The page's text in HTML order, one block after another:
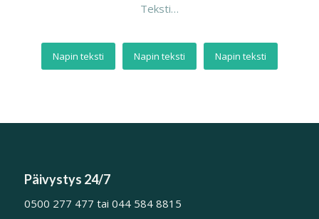
Teksti…
Napin teksti Napin teksti Napin teksti
Päivystys 24/7
0500 277 477 tai 044 584 8815